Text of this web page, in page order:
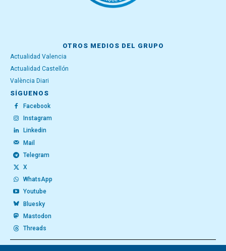
OTROS MEDIOS DEL GRUPO
Actualidad Valencia
Actualidad Castellón
València Diari
SÍGUENOS
Facebook
Instagram
Linkedin
Mail
Telegram
X
WhatsApp
Youtube
Bluesky
Mastodon
Threads